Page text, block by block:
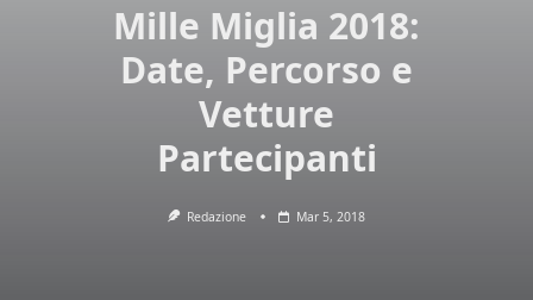
Mille Miglia 2018:
Date, Percorso e
Vetture
Partecipanti
Redazione Mar 5, 2018